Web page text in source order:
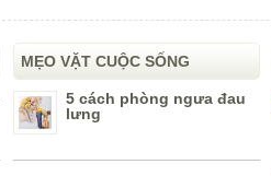
MẸO VẶT CUỘC SỐNG
5 cách phòng ngưa đau
lưng